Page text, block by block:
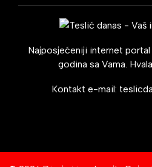
Najposjećeniji internet
godina sa Vama.
Kontakt e-mail: